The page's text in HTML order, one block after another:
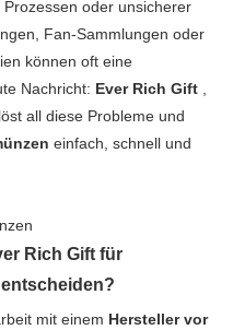
oder unsicherer
Fan-Sammlungen oder
können oft eine
Nachricht: Ever Rich Gift ,
all diese Probleme und
einfach, schnell und
Rich Gift für
mit einem Hersteller vor